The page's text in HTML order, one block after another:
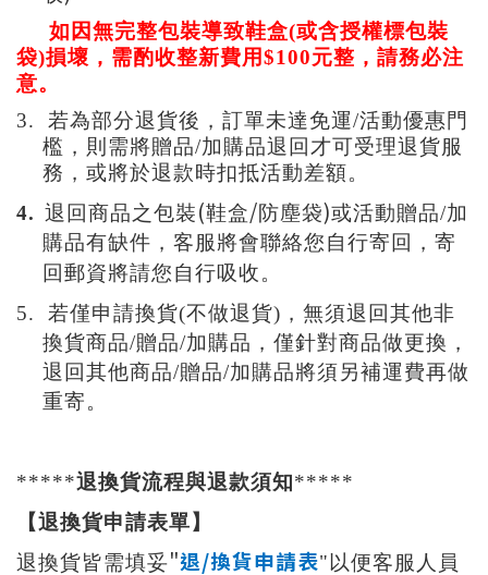
如因無完整包裝導致鞋盒(或含授權標包裝
袋)損壞，需酌收整新費用$100元整，請務必注
意。
3.
若為部分退貨後 ，訂單未達免運/活動優惠門
檻 ， 則需將贈品/加購品退回才可受理退貨服
務，或將於退款時扣抵活動差額。
4. 退回商品之包裝(鞋盒/防塵袋)或活動贈品/加
購品有缺件，客服將會聯絡您自行寄回，寄
回郵資將請您自行吸收。
5. 若僅申請換貨(不做退貨) ，無須退回其他非
換貨商品/贈品/加購品 ，僅針對商品做更換 ，
退回其他商品/贈品/加購品將須另補運費再做
重寄。
*****退換貨流程與退款須知*****
【退換貨申請表單】
退換貨皆需填妥"退/換貨申請表" 以便客服人員